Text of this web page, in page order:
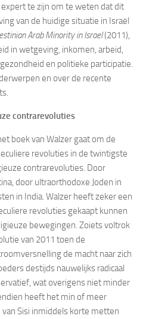
expert te zijn om te weten dat dit
van de huidige situatie in Israël
Arab Minority in Israel(2011),
in wetgeving, inkomen, arbeid,
en politieke participatie.
en over de recente
contrarevoluties
boek van Walzer gaat om de
revoluties in de twintigste
contrarevoluties. Door
door ultraorthodoxe Joden in
in India. Walzer heeft zeker een
revoluties gekaapt kunnen
bewegingen. Zoiets voltrok
van 2011 toen de
de macht naar zich
destijds nauwelijks radicaal
wat overigens niet minder
heeft het min of meer
Sisi inmiddels korte metten